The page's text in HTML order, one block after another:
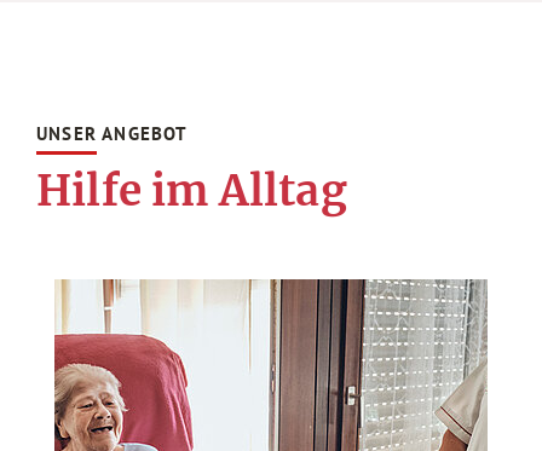
UNSER ANGEBOT
Hilfe im Alltag